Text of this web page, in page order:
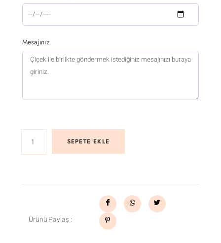
Mesajınız
SEPETE EKLE
Ürünü Paylaş :